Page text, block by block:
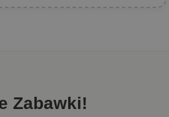
Zabawki!